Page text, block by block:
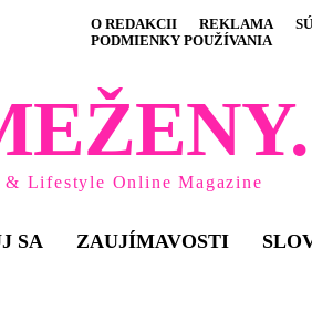
O REDAKCII REKLAMA
PODMIENKY POUŽÍVANIA
& Lifestyle Online Magazine
SA ZAUJÍMAVOSTI